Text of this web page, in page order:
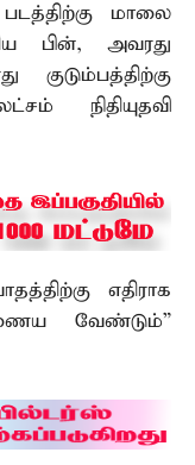
மாலை
பின், அவரது
நிதியுதவி
எதிராக
வேண்டும்”